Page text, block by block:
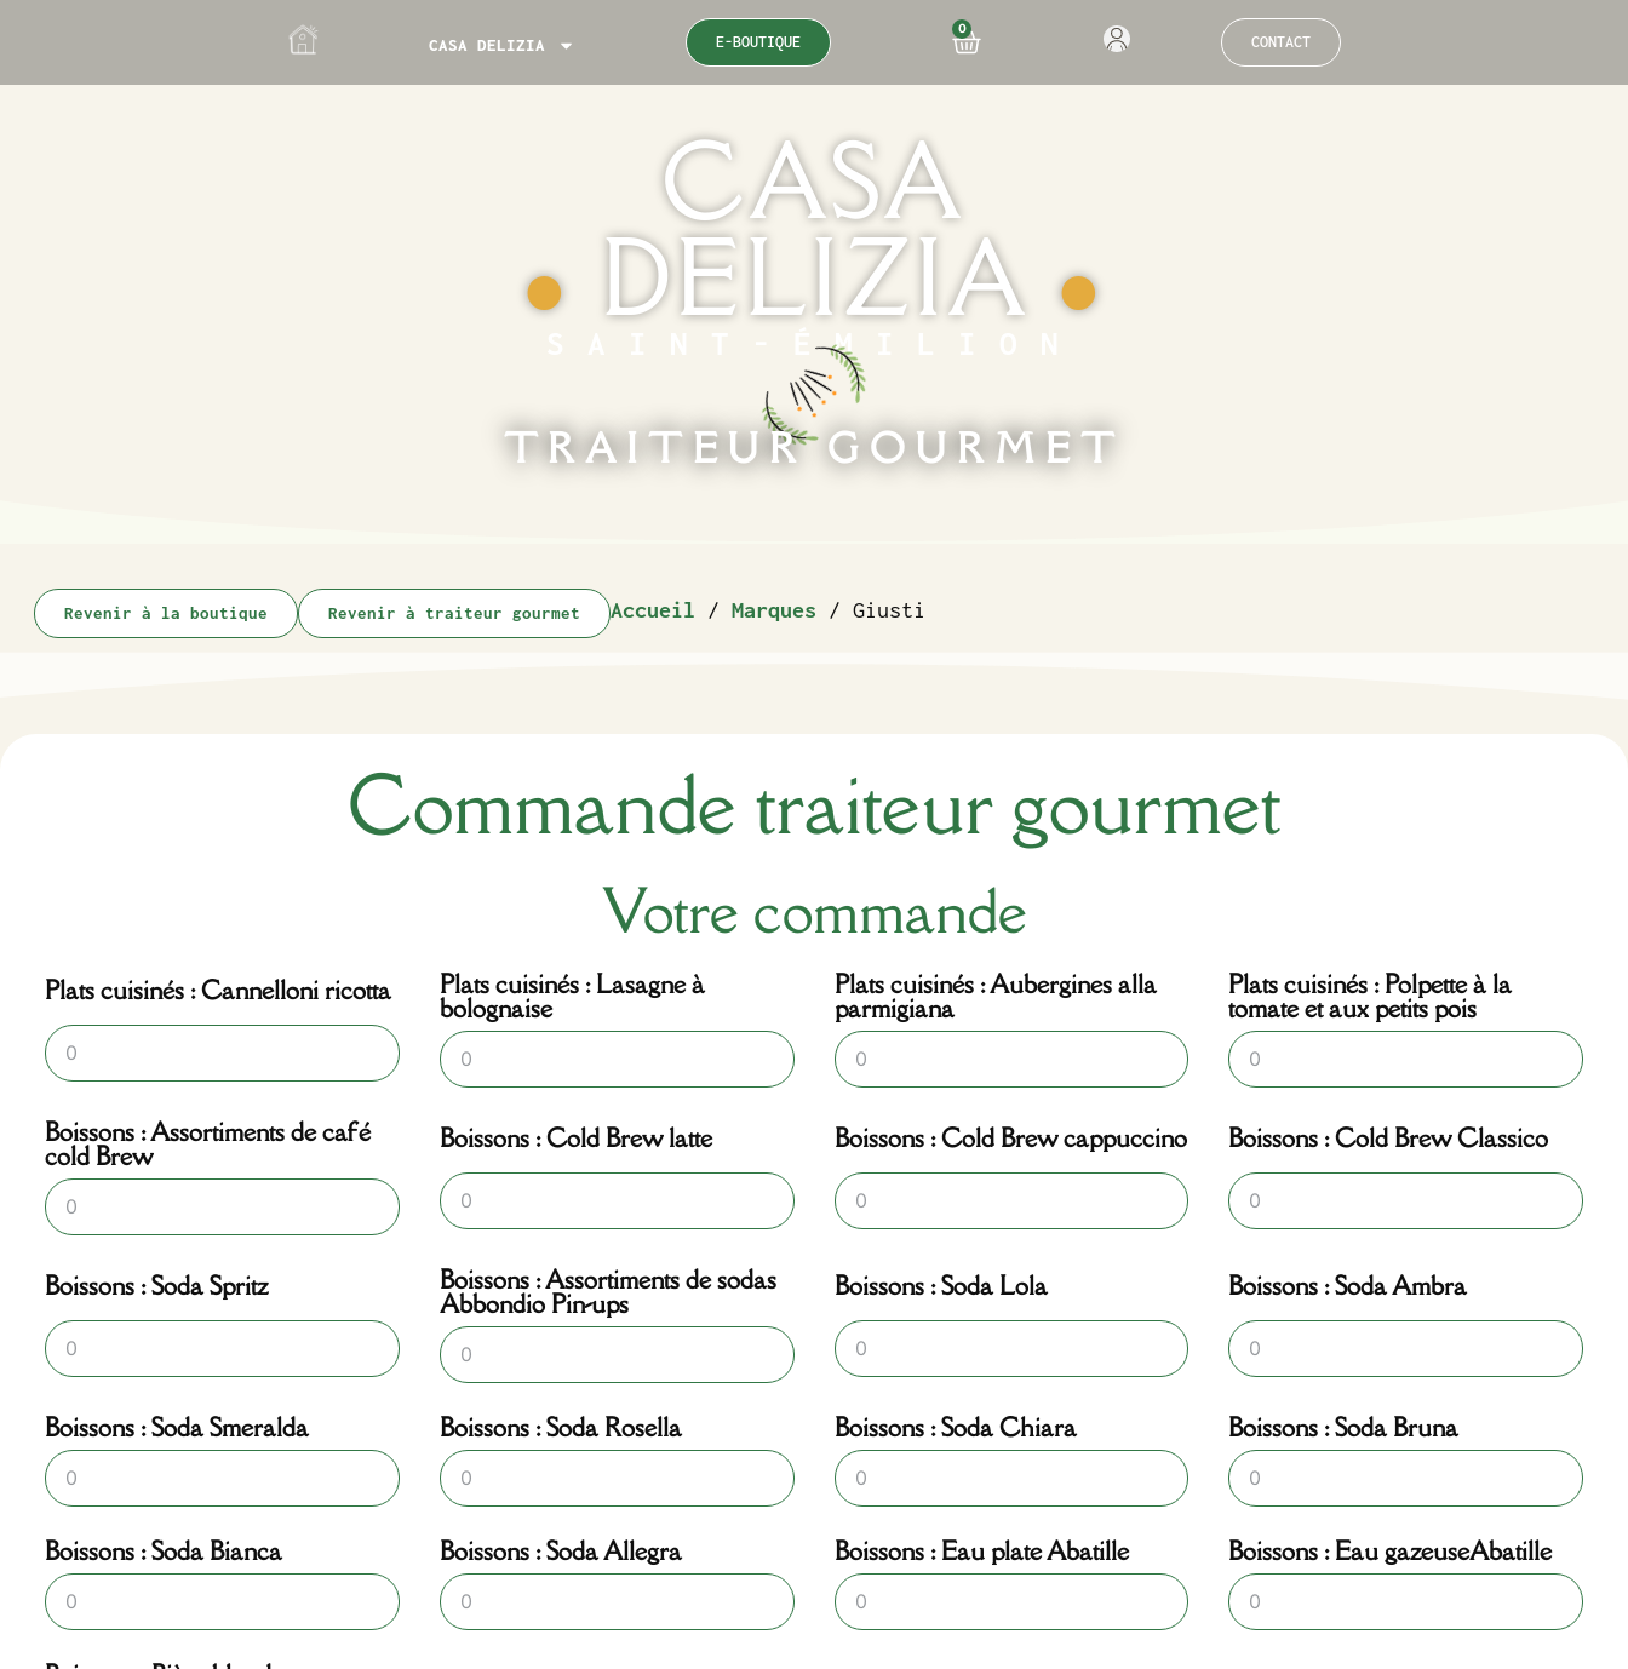
CASA DELIZIA E-BOUTIQUE
0
CONTACT
CASA
● DELIZIA ●
SAINT-ÉMILION
TRAITEUR GOURMET
Revenir à la boutique Revenir à traiteur gourmet Accueil / Marques / Giusti
Commande traiteur gourmet
Votre commande
Plats cuisinés : Cannelloni ricotta Plats cuisinés : Lasagne à
bolognaise
Plats cuisinés : Aubergines alla
parmigiana
Plats cuisinés : Polpette à la
tomate et aux petits pois
Boissons : Assortiments de café
cold Brew
Boissons : Cold Brew latte Boissons : Cold Brew cappuccino Boissons : Cold Brew Classico
Boissons : Soda Spritz Boissons : Assortiments de sodas
Abbondio Pin-ups
Boissons : Soda Lola Boissons : Soda Ambra
Boissons : Soda Smeralda Boissons : Soda Rosella Boissons : Soda Chiara Boissons : Soda Bruna
Boissons : Soda Bianca Boissons : Soda Allegra Boissons : Eau plate Abatille Boissons : Eau gazeuseAbatille